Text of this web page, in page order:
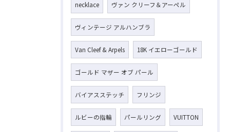
necklace ヴァン クリーフ＆アーペル
ヴィンテージ アルハンブラ
Van Cleef & Arpels 18K イエローゴールド
ゴールド マザー オブ パール
バイアスステッチ フリンジ
ルビーの指輪 パールリング VUITTON
お気軽にお問い合わせください